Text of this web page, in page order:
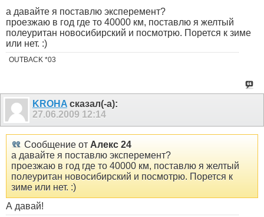
а давайте я поставлю эксперемент?
проезжаю в год где то 40000 км, поставлю я желтый
полеуритан новосибирский и посмотрю. Порется к зиме
или нет. :)
OUTBACK *03
KROHA сказал(-а):
27.06.2009 12:14
Сообщение от Алекс 24
а давайте я поставлю эксперемент?
проезжаю в год где то 40000 км, поставлю я желтый
полеуритан новосибирский и посмотрю. Порется к
зиме или нет. :)
А давай!